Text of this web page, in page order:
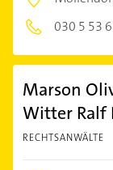
030 5 53
Marson
Witter Ralf
RECHTSANWÄLTE